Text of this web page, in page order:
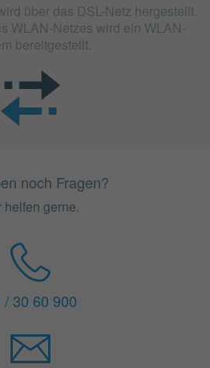
über das DSL-Netz hergestellt.
WLAN-Netzes wird ein WLAN-
bereitgestellt.
noch Fragen?
helfen gerne.
/ 30 60 900